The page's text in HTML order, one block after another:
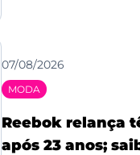
07/08/2026
MODA
Reebok relança
após 23 anos;